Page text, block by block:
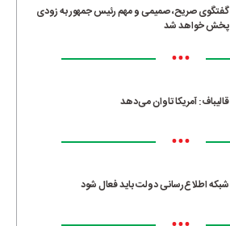
گفتگوی صریح، صمیمی و مهم رئیس جمهور به زودی
پخش خواهد شد
•••
قالیباف: آمریکا تاوان می‌دهد
•••
شبکه اطلاع‌رسانی دولت باید فعال شود